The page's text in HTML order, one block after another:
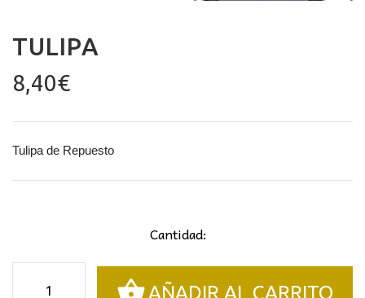
TULIPA
8,40€
Tulipa de Repuesto
Cantidad:
cantidad
AÑADIR AL CARRITO